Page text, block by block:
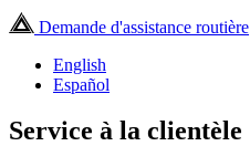
Demande d'assistance routière
English
Español
Service à la clientèle